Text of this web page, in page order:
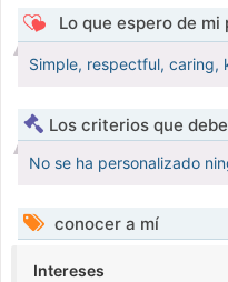
Lo que espero de mi
Simple, respectful, caring,
Los criterios que
No se ha personalizado
conocer a mí
Intereses